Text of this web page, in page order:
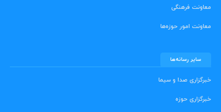
معاونت فرهنگی
معاونت امور حوزه‌ها
سایر رسانه‌ها
خبرگزاری صدا و سیما
خبرگزاری حوزه